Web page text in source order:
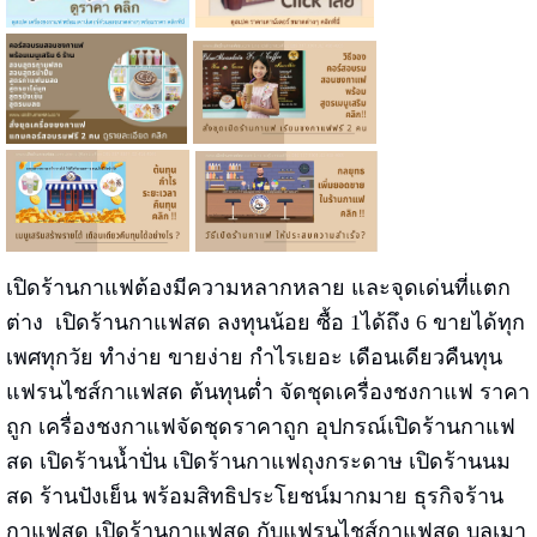
เปิดร้านกาแฟต้องมีความหลากหลาย และจุดเด่นที่แตก
ต่าง เปิดร้านกาแฟสด ลงทุนน้อย ซื้อ 1ได้ถึง 6 ขายได้ทุก
เพศทุกวัย ทำง่าย ขายง่าย กำไรเยอะ เดือนเดียวคืนทุน
แฟรนไชส์กาแฟสด ต้นทุนต่ำ จัดชุดเครื่องชงกาแฟ ราคา
ถูก เครื่องชงกาแฟจัดชุดราคาถูก อุปกรณ์เปิดร้านกาแฟ
สด เปิดร้านน้ำปั่น เปิดร้านกาแฟถุงกระดาษ เปิดร้านนม
สด ร้านปังเย็น พร้อมสิทธิประโยชน์มากมาย ธุรกิจร้าน
กาแฟสด เปิดร้านกาแฟสด กับแฟรนไชส์กาแฟสด บลูเมา